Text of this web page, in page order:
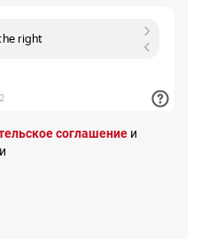
соглашение и